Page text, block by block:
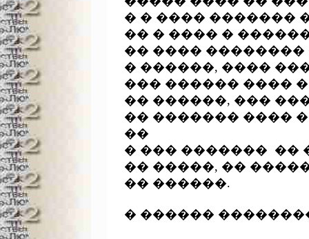
� � ���� �������
�� � ���� �
�� ���� ��������
� ������, ����
��� ������ ����
�� ������, ���
�� ������� ����
��
� ��� �������  ��
�� �����, ��
�� ������.
� ������